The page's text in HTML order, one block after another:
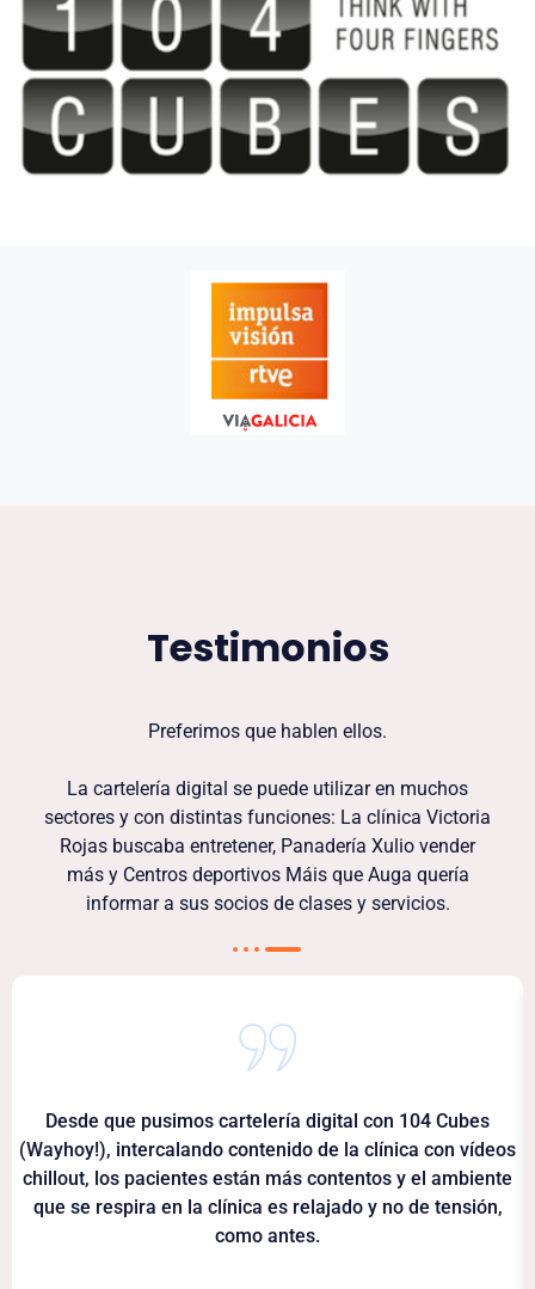
Testimonios
Preferimos que hablen ellos.
La cartelería digital se puede utilizar en muchos
sectores y con distintas funciones: La clínica Victoria
Rojas buscaba entretener, Panadería Xulio vender
más y Centros deportivos Máis que Auga quería
informar a sus socios de clases y servicios.
Desde que pusimos cartelería digital con 104 Cubes
(Wayhoy!), intercalando contenido de la clínica con vídeos
chillout, los pacientes están más contentos y el ambiente
que se respira en la clínica es relajado y no de tensión,
como antes.